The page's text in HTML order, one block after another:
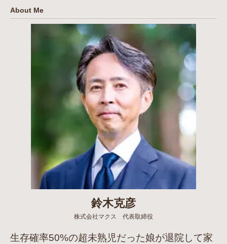
About Me
鈴木克彦
株式会社マクス 代表取締役
生存確率50%の超未熟児だった娘が退院して家